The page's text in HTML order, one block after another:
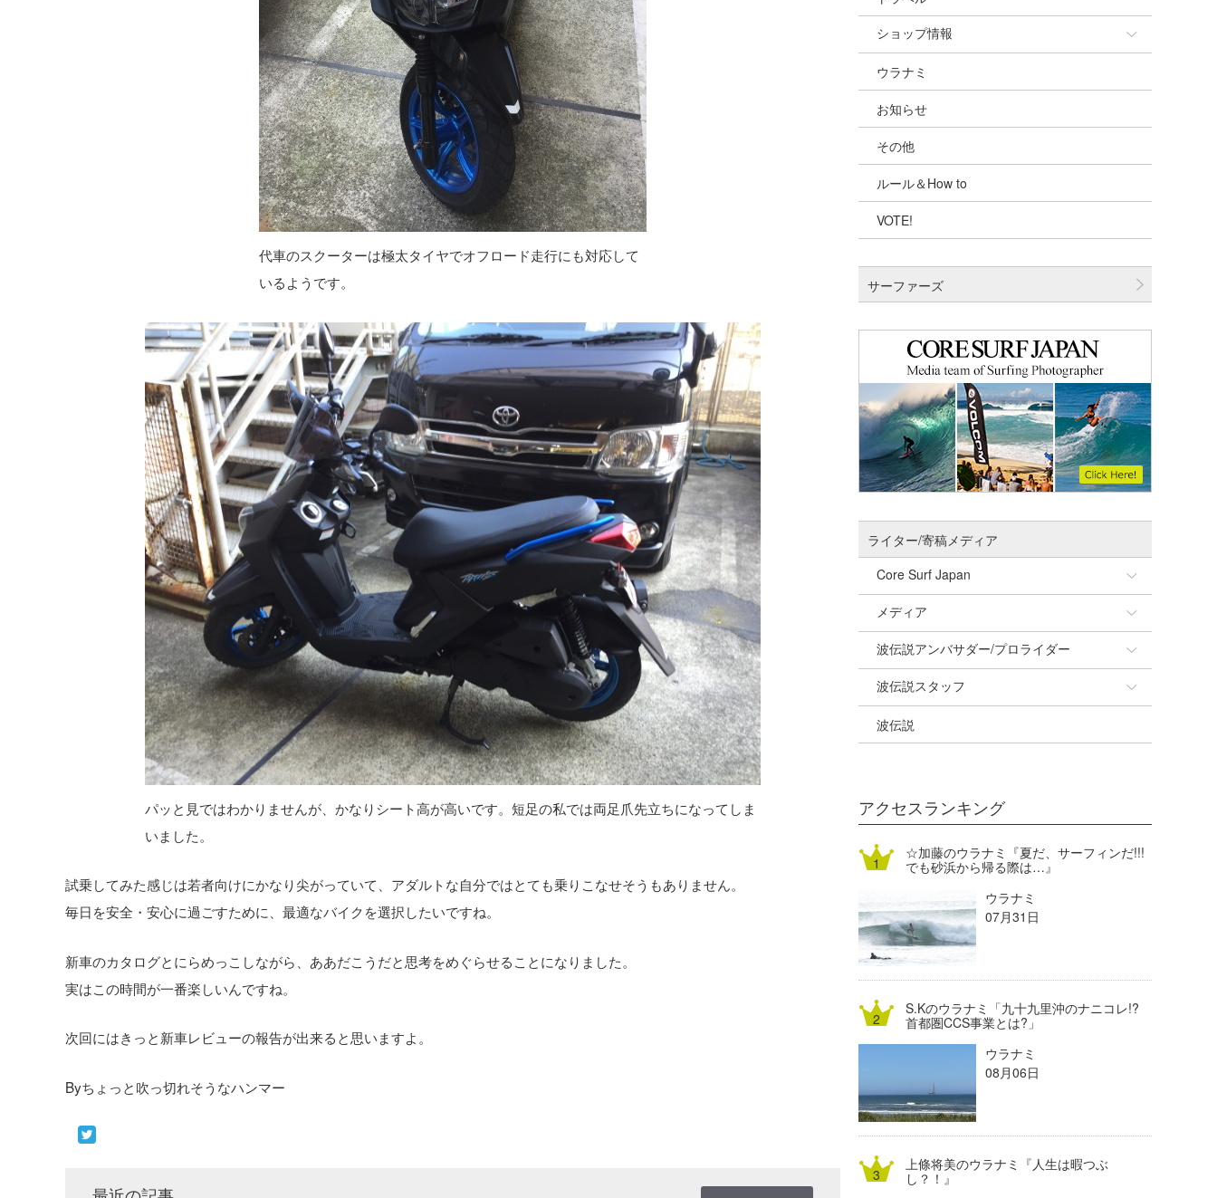
代車のスクーターは極太タイヤでオフロード走行にも対応して
いるようです。
パッと見ではわかりませんが、かなりシート高が高いです。短足の私では両足爪先立ちになってしま
いました。
試乗してみた感じは若者向けにかなり尖がっていて、アダルトな自分ではとても乗りこなせそうもありません。
毎日を安全・安心に過ごすために、最適なバイクを選択したいですね。
新車のカタログとにらめっこしながら、ああだこうだと思考をめぐらせることになりました。
実はこの時間が一番楽しいんですね。
次回にはきっと新車レビューの報告が出来ると思いますよ。
Byちょっと吹っ切れそうなハンマー
ショップ情報
ショップ情報
湘南
千葉北
伊豆
千葉南
四国
沖縄
ウラナミ
お知らせ
その他
ルール＆How to
VOTE!
サーファーズ
ライター/寄稿メディア
Core Surf Japan
Naoya Kimoto
mitsuteru Kamio
Yasunari Inoue
Yoshiyuki Obata
DELTA FORCE SURF
熊谷素子
メディア
SURFMEDIA
Colors MAGAZINE
WAVAL
波伝説アンバサダー/プロライダー
福島寿実子
中浦“JET”章
進士剛光
植村未来
NOBUFUKU
大野”MAR”修聖
喜納海人
波伝説スタッフ
☆加藤
Aichan
ECE
G◎Da
H
KID
KOBU
MIN
mitz
OYZ
波伝説
アクセスランキング
☆加藤のウラナミ『夏だ、サーフィンだ!!!
でも砂浜から帰る際は…』
ウラナミ
07月31日
S.Kのウラナミ「九十九里沖のナニコレ!?
首都圏CCS事業とは?」
ウラナミ
08月06日
上條将美のウラナミ『人生は暇つぶ
し？！』